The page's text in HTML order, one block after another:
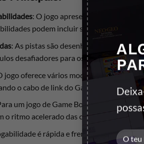
: O jogo apresenta uma
podem incluir saltos, ataques e
: As pistas são desenhadas para
desafiadores para os personagens
jogo oferece vários modos de jogo,
o cabo de link do Game Boy Color.
um jogo de Game Boy Color, Micro
o ritmo acelerado das corridas.
é rápida e frenética, exigindo